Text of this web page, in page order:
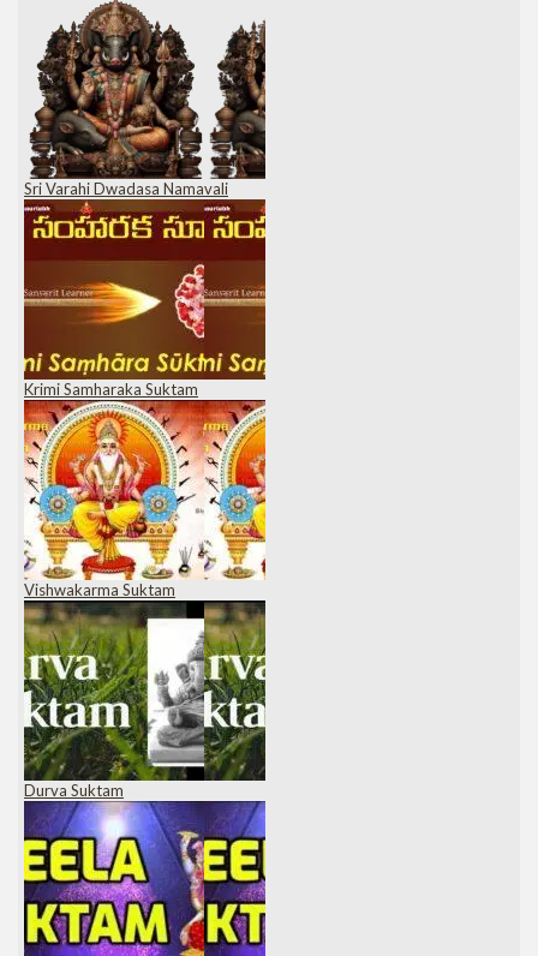
Sri Varahi Dwadasa Namavali
Krimi Samharaka Suktam
Vishwakarma Suktam
Durva Suktam